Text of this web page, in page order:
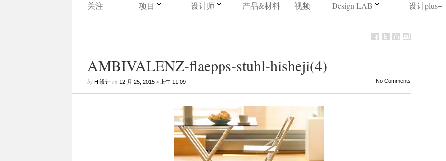
关注 项目 设计师 产品&材料 视频 Design LAB 设计plus+
AMBIVALENZ-flaepps-stuhl-hisheji(4)
by HI设计on 12 月 25, 2015• 上午 11:09 No Comments